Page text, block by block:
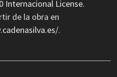
Internacional License.
de la obra en
.